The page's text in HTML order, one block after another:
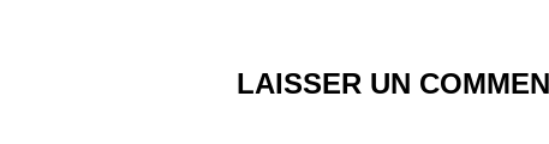
LAISSER UN